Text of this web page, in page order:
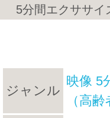
5分間エクササイ
ジャンル
映像 5
（高